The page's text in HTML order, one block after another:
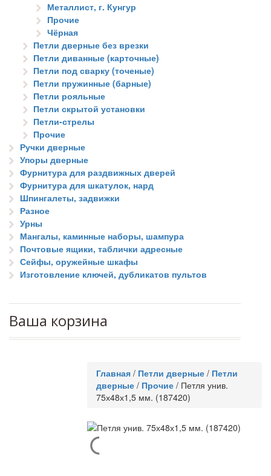
Металлист, г. Кунгур
Прочие
Чёрная
Петли дверные без врезки
Петли диванные (карточные)
Петли под сварку (точеные)
Петли пружинные (барные)
Петли рояльные
Петли скрытой установки
Петли-стрелы
Прочие
Ручки дверные
Упоры дверные
Фурнитура для раздвижных дверей
Фурнитура для шкатулок, нард
Шпингалеты, задвижки
Разное
Урны
Мангалы, каминные наборы, шампура
Почтовые ящики, таблички адресные
Сейфы, оружейные шкафы
Изготовление ключей, дубликатов пультов
Ваша корзина
Главная / Петли дверные / Петли
дверные / Прочие / Петля унив.
75х48х1,5 мм. (187420)